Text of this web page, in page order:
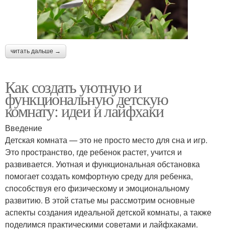
Современные дизайны
Двери в современном
интерьере
Двери для
Традиционное решение Решения для отделения
Решения для
безопасной и
Кабинеты в
современном стиле
Решения для квартиры
читать дальше →
Как создать уютную и
функциональную детскую
комнату: идеи и лайфхаки
Введение
Детская комната — это не просто место для сна и игр.
Это пространство, где ребенок растет, учится и
развивается. Уютная и функциональная обстановка
помогает создать комфортную среду для ребенка,
способствуя его физическому и эмоциональному
развитию. В этой статье мы рассмотрим основные
аспекты создания идеальной детской комнаты, а также
поделимся практическими советами и лайфхаками.